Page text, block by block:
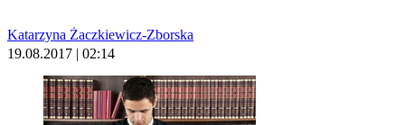
Katarzyna Żaczkiewicz-Zborska
19.08.2017 | 02:14